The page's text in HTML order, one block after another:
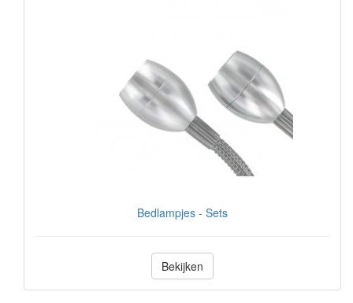
Bedlampjes - Sets
Bekijken